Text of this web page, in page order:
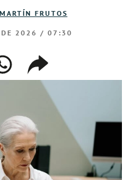
FRUTOS
DE 2026 / 07:30
compartir
enlace